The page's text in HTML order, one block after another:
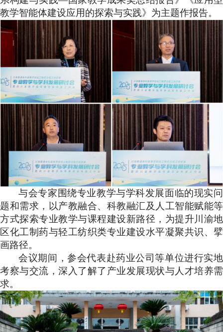
教学智能体建设应用的探索与实践》为主题作报告。
与会专家围绕专业教学与学科发展面临的现实问
题和需求，以产教融合、科教融汇及人工智能赋能等
方式探索专业教学与课程建设新路径，为提升川渝地
区化工制药与轻工纺织类专业建设水平凝聚共识、擘
画路径。
会议期间，参会代表赴药业公司等单位进行实地
考察与交流，深入了解了产业发展现状与人才培养需
求。